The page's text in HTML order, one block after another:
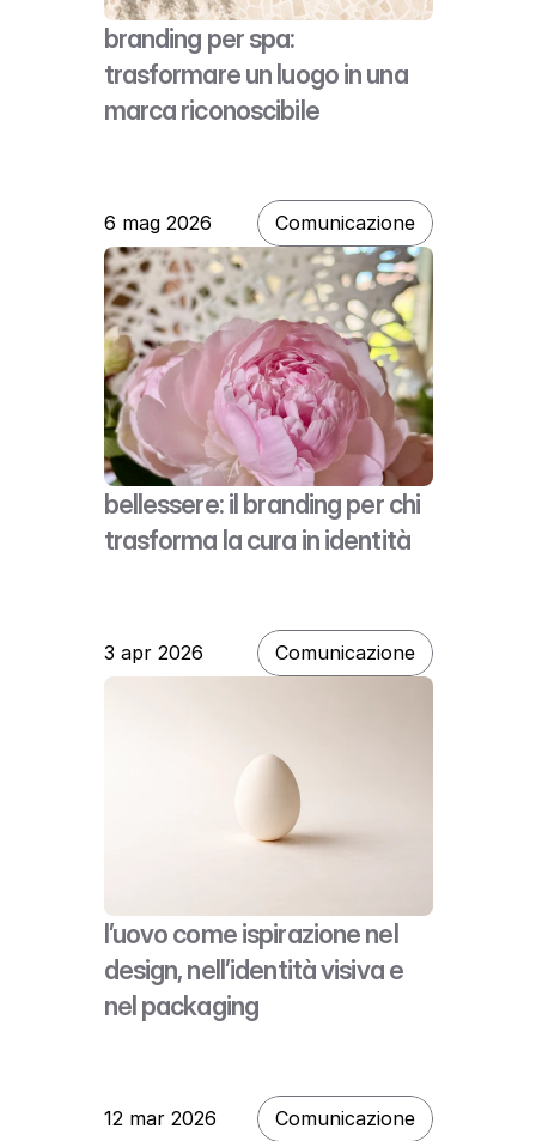
branding per spa:
trasformare un luogo in una
marca riconoscibile
6 mag 2026 Comunicazione
bellessere: il branding per chi
trasforma la cura in identità
3 apr 2026 Comunicazione
l’uovo come ispirazione nel
design, nell’identità visiva e
nel packaging
12 mar 2026 Comunicazione